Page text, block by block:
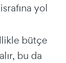
yol
bütçe
bu da